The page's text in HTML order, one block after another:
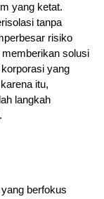
yang ketat.
tanpa
risiko
solusi
yang
itu,
langkah
berfokus